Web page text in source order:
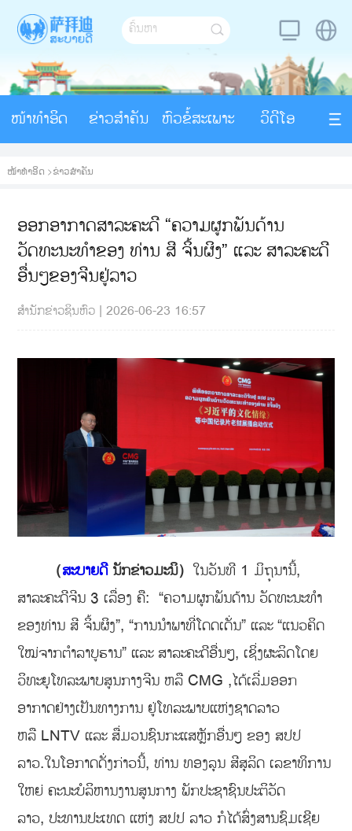
ໜ້າທຳອິດ ຂ່າວສຳຄັນ ຫົວຂໍ້ສະເພາະ ວິດີໂອ
ໜ້າທຳອິດ >ຂ່າວສຳຄັນ
ອອກອາກາດສາລະຄະດີ “ຄວາມຜູກພັນດ້ານ
ວັດທະນະທຳຂອງ ທ່ານ ສີ ຈິ້ນຜິງ” ແລະ ສາລະຄະດີ
ອື່ນໆຂອງຈີນຢູ່ລາວ
ສຳນັກຂ່າວຊິນຫົວ |2026-06-23 16:57
（ສະບາຍດີນັກຂ່າວມະນິ） ໃນວັນທີ 1 ມິຖຸນານີ້,
ສາລະຄະດີຈີນ 3 ເລື່ອງ ຄື: “ຄວາມຜູກພັນດ້ານ ວັດທະນະທຳ
ຂອງທ່ານ ສີ ຈິ້ນຜິງ”, “ການນຳພາທີ່ໂດດເດັ່ນ” ແລະ “ແນວຄິດ
ໃໝ່ຈາກຕຳລາບູຮານ” ແລະ ສາລະຄະດີອື່ນໆ, ເຊິ່ງຜະລິດໂດຍ
ວິທະຍຸໂທລະພາບສູນກາງຈີນ ຫລື CMG ,ໄດ້ເລີ່ມອອກ
ອາກາດຢ່າງເປັນທາງການ ຢູ່ໂທລະພາບແຫ່ງຊາດລາວ
ຫລື LNTV ແລະ ສື່ມວນຊົນກະແສຫຼັກອື່ນໆ ຂອງ ສປປ
ລາວ.ໃນໂອກາດດັ່ງກ່າວນີ້, ທ່ານ ທອງລຸນ ສີສຸລິດ ເລຂາທິການ
ໃຫຍ່ ຄະນະບໍລິຫານງານສູນກາງ ພັກປະຊາຊົນປະຕິວັດ
ລາວ, ປະທານປະເທດ ແຫ່ງ ສປປ ລາວ ກໍໄດ້ສົ່ງສານຊົມເຊີຍ